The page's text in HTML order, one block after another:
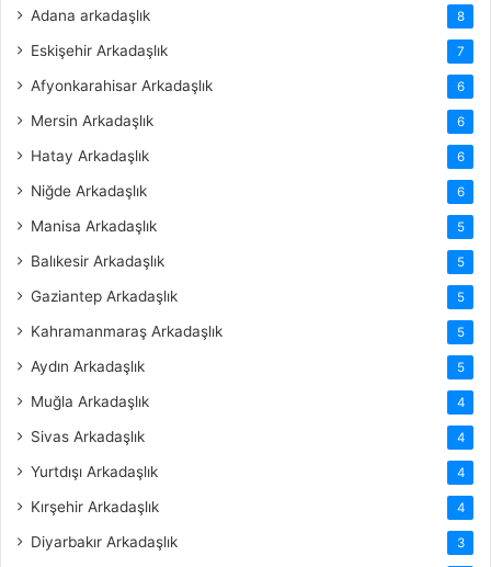
Adana arkadaşlık 8
Eskişehir Arkadaşlık 7
Afyonkarahisar Arkadaşlık 6
Mersin Arkadaşlık 6
Hatay Arkadaşlık 6
Niğde Arkadaşlık 6
Manisa Arkadaşlık 5
Balıkesir Arkadaşlık 5
Gaziantep Arkadaşlık 5
Kahramanmaraş Arkadaşlık 5
Aydın Arkadaşlık 5
Muğla Arkadaşlık 4
Sivas Arkadaşlık 4
Yurtdışı Arkadaşlık 4
Kırşehir Arkadaşlık 4
Diyarbakır Arkadaşlık 3